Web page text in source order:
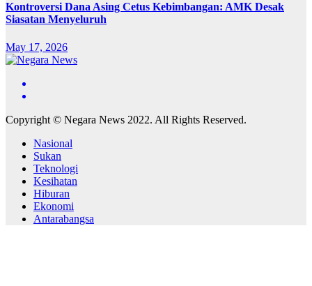
Kontroversi Dana Asing Cetus Kebimbangan: AMK Desak
Siasatan Menyeluruh
May 17, 2026
Copyright © Negara News 2022. All Rights Reserved.
Nasional
Sukan
Teknologi
Kesihatan
Hiburan
Ekonomi
Antarabangsa